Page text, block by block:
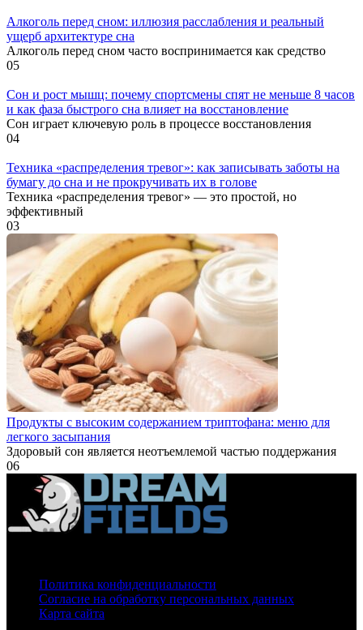
Алкоголь перед сном: иллюзия расслабления и реальный
ущерб архитектуре сна
Алкоголь перед сном часто воспринимается как средство
05
Сон и рост мышц: почему спортсмены спят не меньше 8 часов
и как фаза быстрого сна влияет на восстановление
Сон играет ключевую роль в процессе восстановления
04
Техника «распределения тревог»: как записывать заботы на
бумагу до сна и не прокручивать их в голове
Техника «распределения тревог» — это простой, но
эффективный
03
Продукты с высоким содержанием триптофана: меню для
легкого засыпания
Здоровый сон является неотъемлемой частью поддержания
06
Политика конфиденциальности
Согласие на обработку персональных данных
Карта сайта